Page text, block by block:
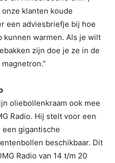
klanten koude
een adviesbriefje bij hoe
kunnen warmen. Als je wilt
zijn doe je ze in de
oliebollenkraam ook mee
Radio. Hij stelt voor een
gigantische
beschikbaar. Dit
Radio van 14 t/m 20